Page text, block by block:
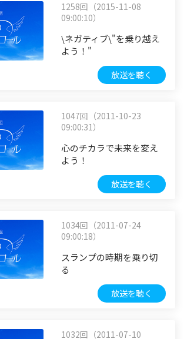
1258回（2015-11-08
09:00:10）
\ネガティブ\"を乗り越え
よう！"
放送を聴く
1047回（2011-10-23
09:00:31）
心のチカラで未来を変え
よう！
放送を聴く
1034回（2011-07-24
09:00:18）
スランプの時期を乗り切
る
放送を聴く
1032回（2011-07-10